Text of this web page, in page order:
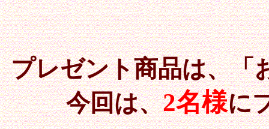
プレゼント商品は、「
今回は、2名様に